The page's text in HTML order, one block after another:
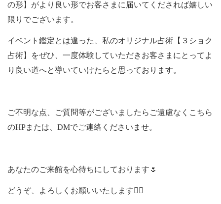
の形】がより良い形でお客さまに届いてくだされば嬉しい
限りでございます。
イベント鑑定とは違った、私のオリジナル占術【３ショク
占術】をぜひ、一度体験していただきお客さまにとってよ
り良い道へと導いていけたらと思っております。
ご不明な点、ご質問等がございましたらご遠慮なくこちら
のHPまたは、DMでご連絡くださいませ。
あなたのご来館を心待ちにしております🌷
どうぞ、よろしくお願いいたします🙇‍♀️